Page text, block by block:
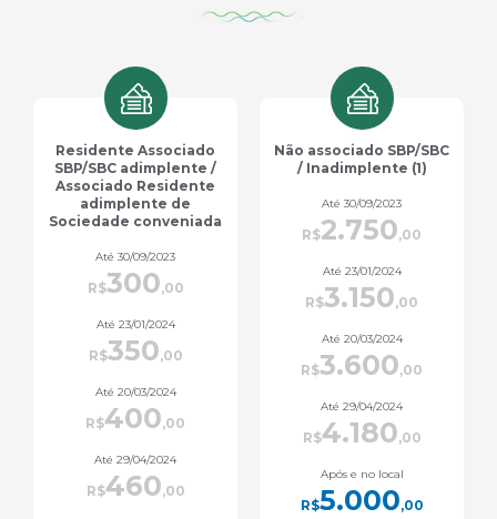
Não associado SBP/SBC
/ Inadimplente (1)
Até 30/09/2023
2.750
Até 23/01/2024
3.150
Até 20/03/2024
3.600
Até 29/04/2024
4.180
Após e no local
5.000
Outros profissionais da
saúde (7)
Até 30/09/2023
R$880,00
Até 23/01/2024
R$1.000,00
Até 20/03/2024
R$1.170,00
Até 29/04/2024
R$1.350,00
Após e no local
R$1.600,00